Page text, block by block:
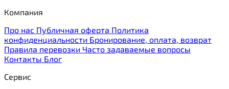
Компания
Про нас Публичная оферта Политика
конфиденциальности Бронирование, оплата, возврат
Правила перевозки Часто задаваемые вопросы
Контакты Блог
Сервис